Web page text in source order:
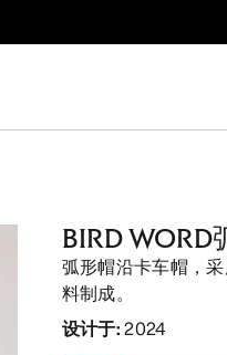
BIRD
弧形帽沿卡车帽，
料制成。
设计于:2024